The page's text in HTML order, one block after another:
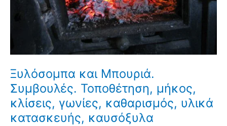
Ξυλόσομπα και Μπουριά.
Συμβουλές. Τοποθέτηση, μήκος,
κλίσεις, γωνίες, καθαρισμός, υλικά
κατασκευής, καυσόξυλα